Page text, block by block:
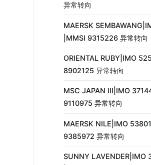
异常转向
MAERSK
|MMSI 9315226 异常转向
ORIENTAL RUBY|IMO
8902125 异常转向
MSC JAPAN III|IMO
9110975 异常转向
MAERSK NILE|IMO
9385972 异常转向
SUNNY LAVENDER|IMO